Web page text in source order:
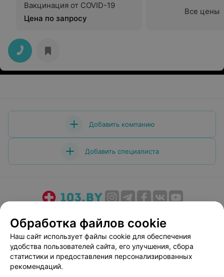
Вакцинация от COVID-19
Цена по запросу
Все цены
Добавить компанию
Добавить специалиста
Медицинский маркетинг
Публичный договор
Пользовательское соглашение
Способы оплаты
Вакансии
Партнеры
Написать руководителю 103.by
Обработка файлов cookie
Наш сайт использует файлы cookie для обеспечения
удобства пользователей сайта, его улучшения, сбора
статистики и предоставления персонализированных
рекомендаций.